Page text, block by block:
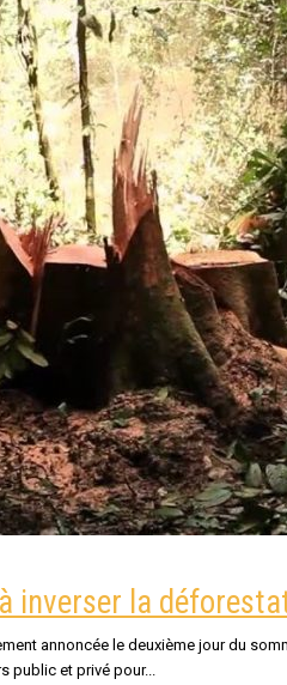
inverser la
annoncée le deuxième jour du
public et privé pour